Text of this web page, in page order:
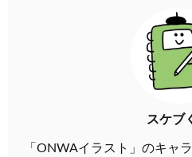
スケブ
「ONWAイラスト」のキャ